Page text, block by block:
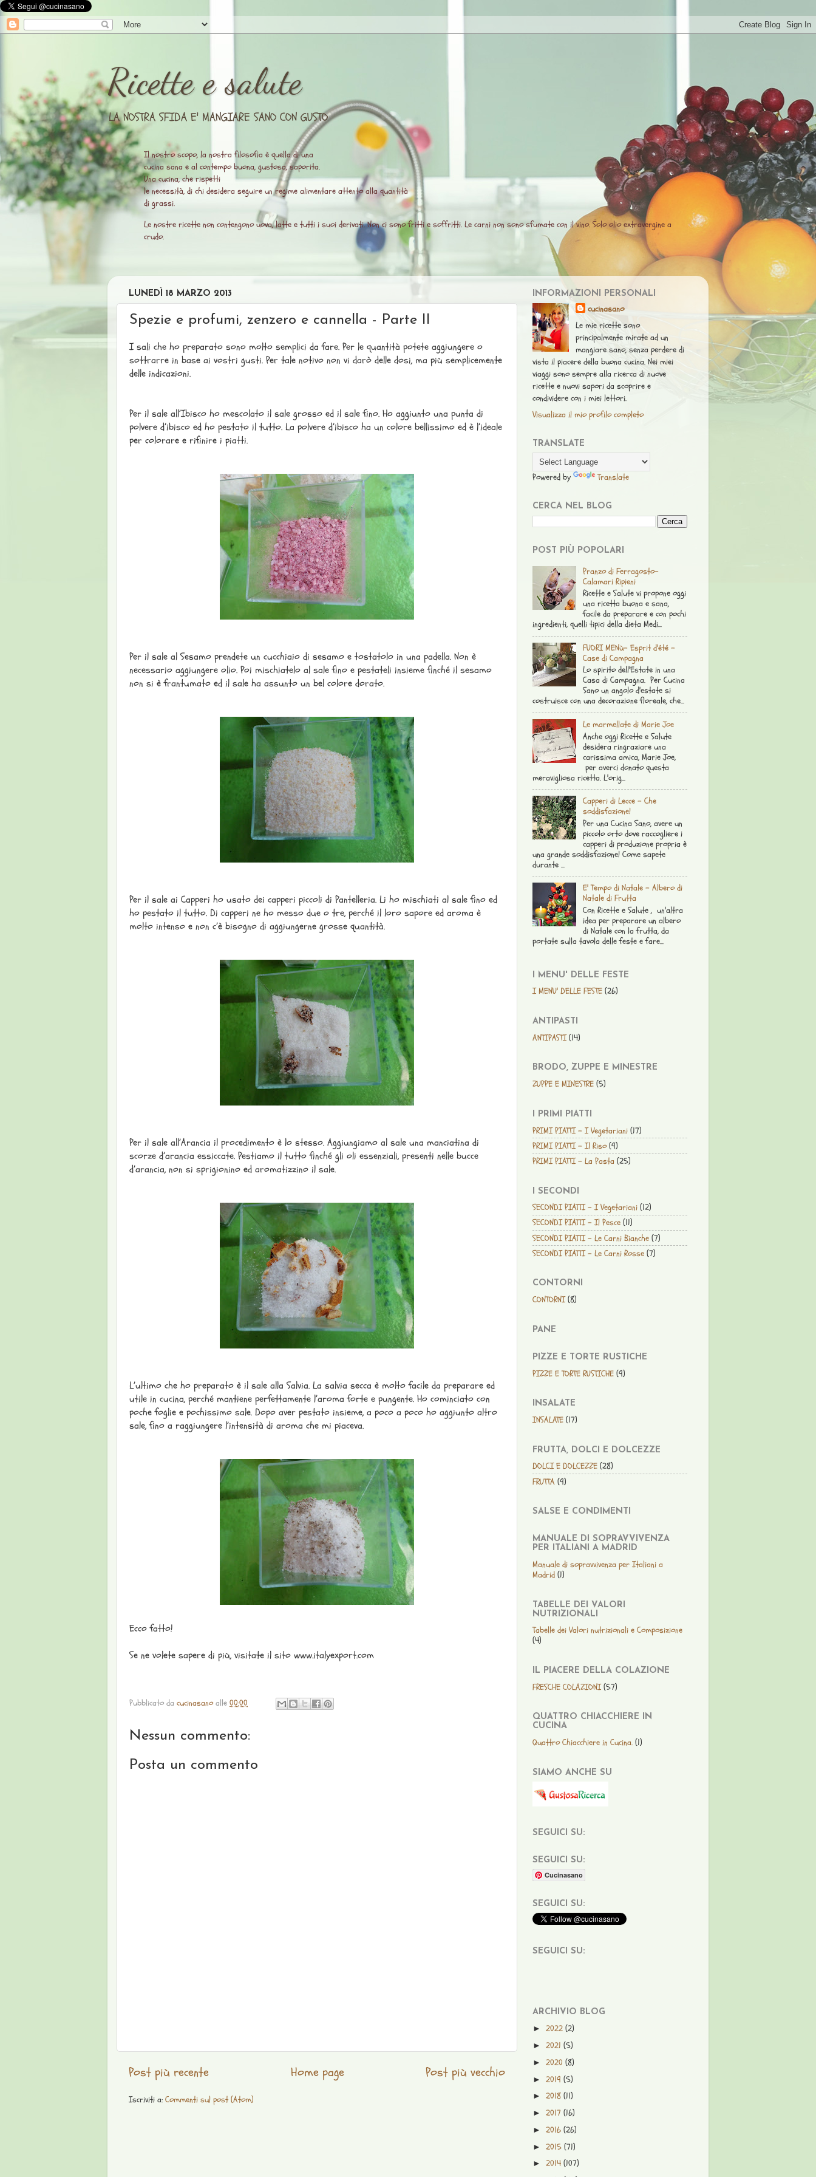
Ricette e salute
LA NOSTRA SFIDA E' MANGIARE SANO CON GUSTO
Il nostro scopo, la nostra filosofia è quella di una
cucina sana e al contempo buona, gustosa, saporita.
Una cucina, che rispetti
le necessità, di chi desidera seguire un regime alimentare attento alla quantità
di grassi.
Le nostre ricette non contengono uova, latte e tutti i suoi derivati. Non ci sono fritti e soffritti. Le carni non sono sfumate con il vino. Solo olio extravergine a
crudo.
LUNEDÌ 18 MARZO 2013
Spezie e profumi, zenzero e cannella - Parte II
I sali che ho preparato sono molto semplici da fare. Per le quantità potete aggiungere o
sottrarre in base ai vostri gusti. Per tale notivo non vi darò delle dosi, ma più semplicemente
delle indicazioni.
Per il sale all’Ibisco ho mescolato il sale grosso ed il sale fino. Ho aggiunto una punta di
polvere d’ibisco ed ho pestato il tutto. La polvere d’ibisco ha un colore bellissimo ed è l’ideale
per colorare e rifinire i piatti.
Per il sale al Sesamo prendete un cucchiaio di sesamo e tostatolo in una padella. Non è
necessario aggiungere olio. Poi mischiatelo al sale fino e pestateli insieme finché il sesamo
non si è frantumato ed il sale ha assunto un bel colore dorato.
Per il sale ai Capperi ho usato dei capperi piccoli di Pantelleria. Li ho mischiati al sale fino ed
ho pestato il tutto. Di capperi ne ho messo due o tre, perché il loro sapore ed aroma è
molto intenso e non c’è bisogno di aggiungerne grosse quantità.
Per il sale all’Arancia il procedimento è lo stesso. Aggiungiamo al sale una manciatina di
scorze d’arancia essiccate. Pestiamo il tutto finché gli oli essenziali, presenti nelle bucce
d’arancia, non si sprigionino ed aromatizzino il sale.
L’ultimo che ho preparato è il sale alla Salvia. La salvia secca è molto facile da preparare ed
utile in cucina, perché mantiene perfettamente l’aroma forte e pungente. Ho cominciato con
poche foglie e pochissimo sale. Dopo aver pestato insieme, a poco a poco ho aggiunto altro
sale, fino a raggiungere l’intensità di aroma che mi piaceva.
Ecco fatto!
Se ne volete sapere di più, visitate il sito www.italyexport.com
Pubblicato da cucinasano alle 00:00
Nessun commento:
Posta un commento
Post più recente Post più vecchio
Home page
Iscriviti a: Commenti sul post (Atom)
INFORMAZIONI PERSONALI
cucinasano
Le mie ricette sono
principalmente mirate ad un
mangiare sano, senza perdere di
vista il piacere della buona cucina. Nei miei
viaggi sono sempre alla ricerca di nuove
ricette e nuovi sapori da scoprire e
condividere con i miei lettori.
Visualizza il mio profilo completo
TRANSLATE
Powered by Translate
CERCA NEL BLOG
POST PIÙ POPOLARI
Pranzo di Ferragosto-
Calamari Ripieni
Ricette e Salute vi propone oggi
una ricetta buona e sana,
facile da preparare e con pochi
ingredienti, quelli tipici della dieta Medi...
FUORI MENù- Esprit d'été -
Case di Campagna
Lo spirito dell'Estate in una
Casa di Campagna. Per Cucina
Sano un angolo d'estate si
costruisce con una decorazione floreale, che...
Le marmellate di Marie Joe
Anche oggi Ricette e Salute
desidera ringraziare una
carissima amica, Marie Joe,
per averci donato questa
meravigliosa ricetta. L'orig...
Capperi di Lecce - Che
soddisfazione!
Per una Cucina Sano, avere un
piccolo orto dove raccogliere i
capperi di produzione propria è
una grande soddisfazione! Come sapete
durante ...
E' Tempo di Natale - Albero di
Natale di Frutta
Con Ricette e Salute , un'altra
idea per preparare un albero
di Natale con la frutta, da
portate sulla tavola delle feste e fare...
I MENU' DELLE FESTE
I MENU' DELLE FESTE (26)
ANTIPASTI
ANTIPASTI (14)
BRODO, ZUPPE E MINESTRE
ZUPPE E MINESTRE (5)
I PRIMI PIATTI
PRIMI PIATTI - I Vegetariani (17)
PRIMI PIATTI - Il Riso (9)
PRIMI PIATTI - La Pasta (25)
I SECONDI
SECONDI PIATTI - I Vegetariani (12)
SECONDI PIATTI - Il Pesce (11)
SECONDI PIATTI - Le Carni Bianche (7)
SECONDI PIATTI - Le Carni Rosse (7)
CONTORNI
CONTORNI (8)
PANE
PIZZE E TORTE RUSTICHE
PIZZE E TORTE RUSTICHE (9)
INSALATE
INSALATE (17)
FRUTTA, DOLCI E DOLCEZZE
DOLCI E DOLCEZZE (28)
FRUTTA (9)
SALSE E CONDIMENTI
MANUALE DI SOPRAVVIVENZA
PER ITALIANI A MADRID
Manuale di sopravvivenza per Italiani a
Madrid (1)
TABELLE DEI VALORI
NUTRIZIONALI
Tabelle dei Valori nutrizionali e Composizione
(4)
IL PIACERE DELLA COLAZIONE
FRESCHE COLAZIONI (57)
QUATTRO CHIACCHIERE IN
CUCINA
Quattro Chiacchiere in Cucina. (1)
SIAMO ANCHE SU
SEGUICI SU:
SEGUICI SU:
Cucinasano
SEGUICI SU:
SEGUICI SU:
ARCHIVIO BLOG
► 2022 (2)
► 2021 (5)
► 2020 (8)
► 2019 (5)
► 2018 (11)
► 2017 (16)
► 2016 (26)
► 2015 (71)
► 2014 (107)